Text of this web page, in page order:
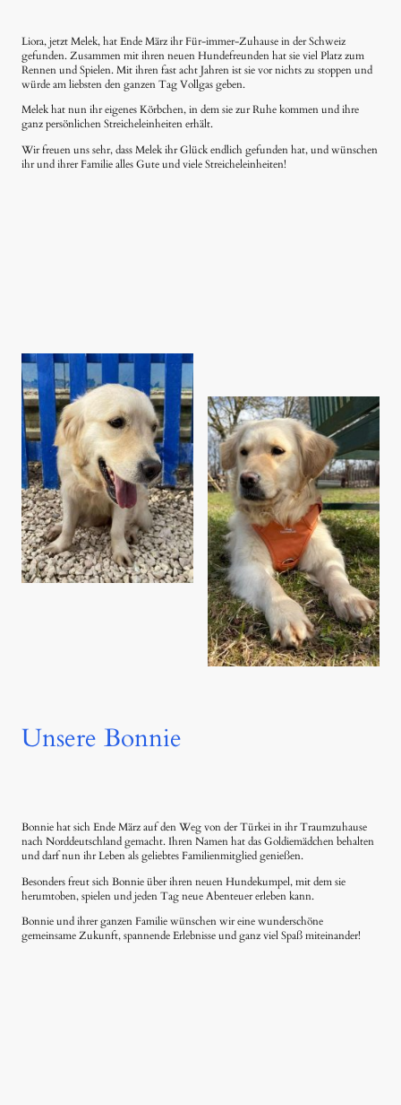
Liora, jetzt Melek, hat Ende März ihr Für-immer-Zuhause in der Schweiz
gefunden. Zusammen mit ihren neuen Hundefreunden hat sie viel Platz zum
Rennen und Spielen. Mit ihren fast acht Jahren ist sie vor nichts zu stoppen und
würde am liebsten den ganzen Tag Vollgas geben.
Melek hat nun ihr eigenes Körbchen, in dem sie zur Ruhe kommen und ihre
ganz persönlichen Streicheleinheiten erhält.
Wir freuen uns sehr, dass Melek ihr Glück endlich gefunden hat, und wünschen
ihr und ihrer Familie alles Gute und viele Streicheleinheiten!
Unsere Bonnie
Bonnie hat sich Ende März auf den Weg von der Türkei in ihr Traumzuhause
nach Norddeutschland gemacht. Ihren Namen hat das Goldiemädchen behalten
und darf nun ihr Leben als geliebtes Familienmitglied genießen.
Besonders freut sich Bonnie über ihren neuen Hundekumpel, mit dem sie
herumtoben, spielen und jeden Tag neue Abenteuer erleben kann.
Bonnie und ihrer ganzen Familie wünschen wir eine wunderschöne
gemeinsame Zukunft, spannende Erlebnisse und ganz viel Spaß miteinander!